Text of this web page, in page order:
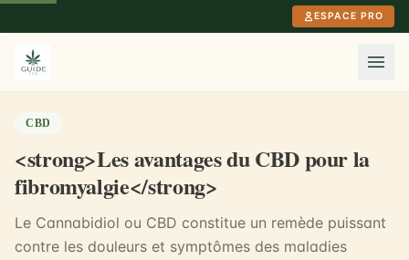
ESPACE PRO
CBD
<strong>Les avantages du CBD pour la
fibromyalgie</strong>
Le Cannabidiol ou CBD constitue un remède puissant
contre les douleurs et symptômes des maladies